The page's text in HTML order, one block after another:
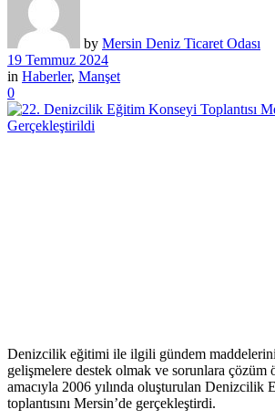
by Mersin Deniz Ticaret Odası
19 Temmuz 2024
in Haberler, Manşet
0
Denizcilik eğitimi ile ilgili gündem maddelerini
gelişmelere destek olmak ve sorunlara çözüm
amacıyla 2006 yılında oluşturulan Denizcilik
toplantısını Mersin’de gerçekleştirdi.